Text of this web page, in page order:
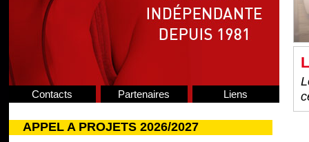
Contacts Partenaires Liens
APPEL A PROJETS 2026/2027